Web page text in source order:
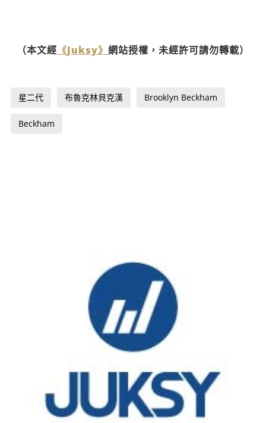
（本文經 《Juksy》 網站授權，未經許可請勿轉載）
星二代 布魯克林貝克漢 Brooklyn Beckham
Beckham